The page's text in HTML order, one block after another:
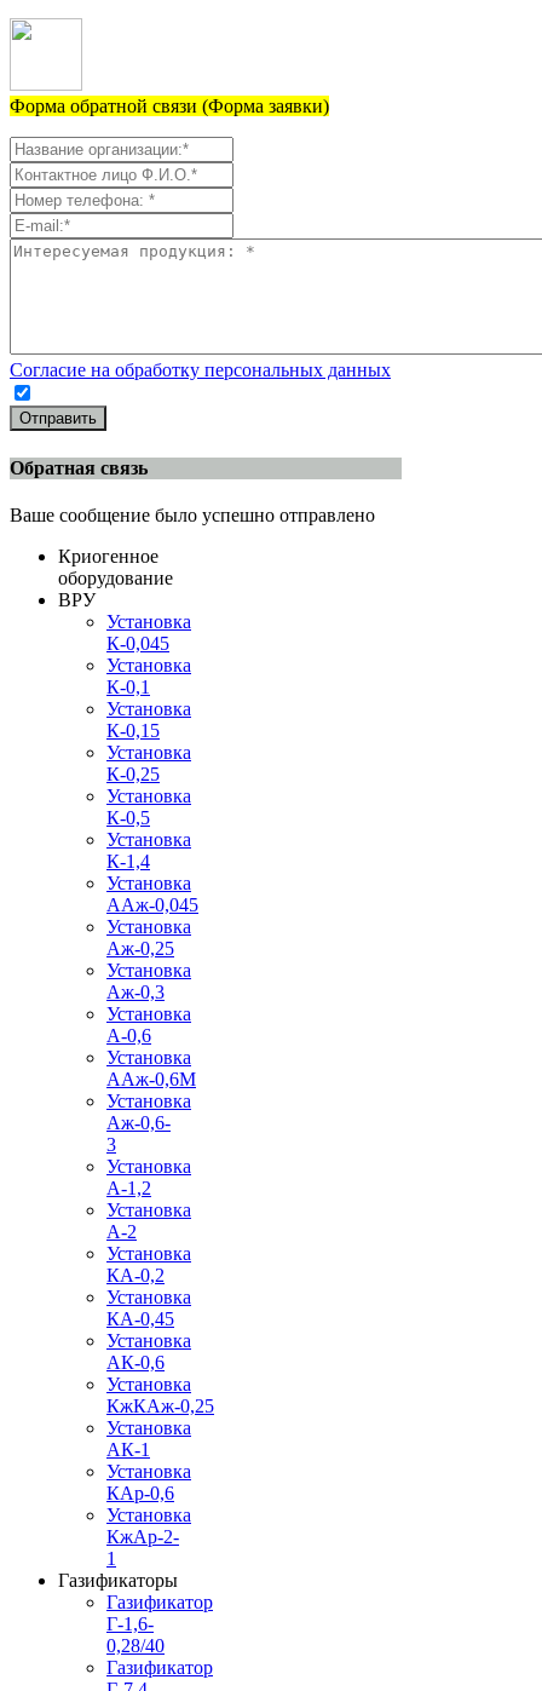
Форма обратной связи (Форма заявки)
Согласие на обработку персональных данных
Отправить
Обратная связь
Ваше сообщение было успешно отправлено
Криогенное
оборудование
ВРУ
Установка
К-0,045
Установка
К-0,1
Установка
К-0,15
Установка
К-0,25
Установка
К-0,5
Установка
К-1,4
Установка
ААж-0,045
Установка
Аж-0,25
Установка
Аж-0,3
Установка
А-0,6
Установка
ААж-0,6М
Установка
Аж-0,6-
3
Установка
А-1,2
Установка
А-2
Установка
КА-0,2
Установка
КА-0,45
Установка
АК-0,6
Установка
КжКАж-0,25
Установка
АК-1
Установка
КАр-0,6
Установка
КжАр-2-
1
Газификаторы
Газификатор
Г-1,6-
0,28/40
Газификатор